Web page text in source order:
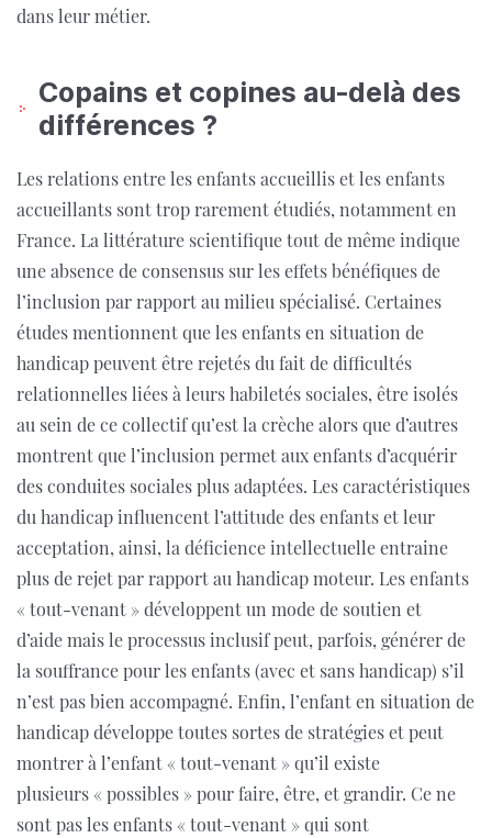
dans leur métier.
Copains et copines au-delà des
différences ?
Les relations entre les enfants accueillis et les enfants
accueillants sont trop rarement étudiés, notamment en
France. La littérature scientifique tout de même indique
une absence de consensus sur les effets bénéfiques de
l’inclusion par rapport au milieu spécialisé. Certaines
études mentionnent que les enfants en situation de
handicap peuvent être rejetés du fait de difficultés
relationnelles liées à leurs habiletés sociales, être isolés
au sein de ce collectif qu’est la crèche alors que d’autres
montrent que l’inclusion permet aux enfants d’acquérir
des conduites sociales plus adaptées. Les caractéristiques
du handicap influencent l’attitude des enfants et leur
acceptation, ainsi, la déficience intellectuelle entraine
plus de rejet par rapport au handicap moteur. Les enfants
« tout-venant » développent un mode de soutien et
d’aide mais le processus inclusif peut, parfois, générer de
la souffrance pour les enfants (avec et sans handicap) s’il
n’est pas bien accompagné. Enfin, l’enfant en situation de
handicap développe toutes sortes de stratégies et peut
montrer à l’enfant « tout-venant » qu’il existe
plusieurs « possibles » pour faire, être, et grandir. Ce ne
sont pas les enfants « tout-venant » qui sont